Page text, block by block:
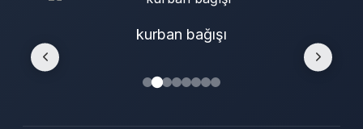
kurban bağışı